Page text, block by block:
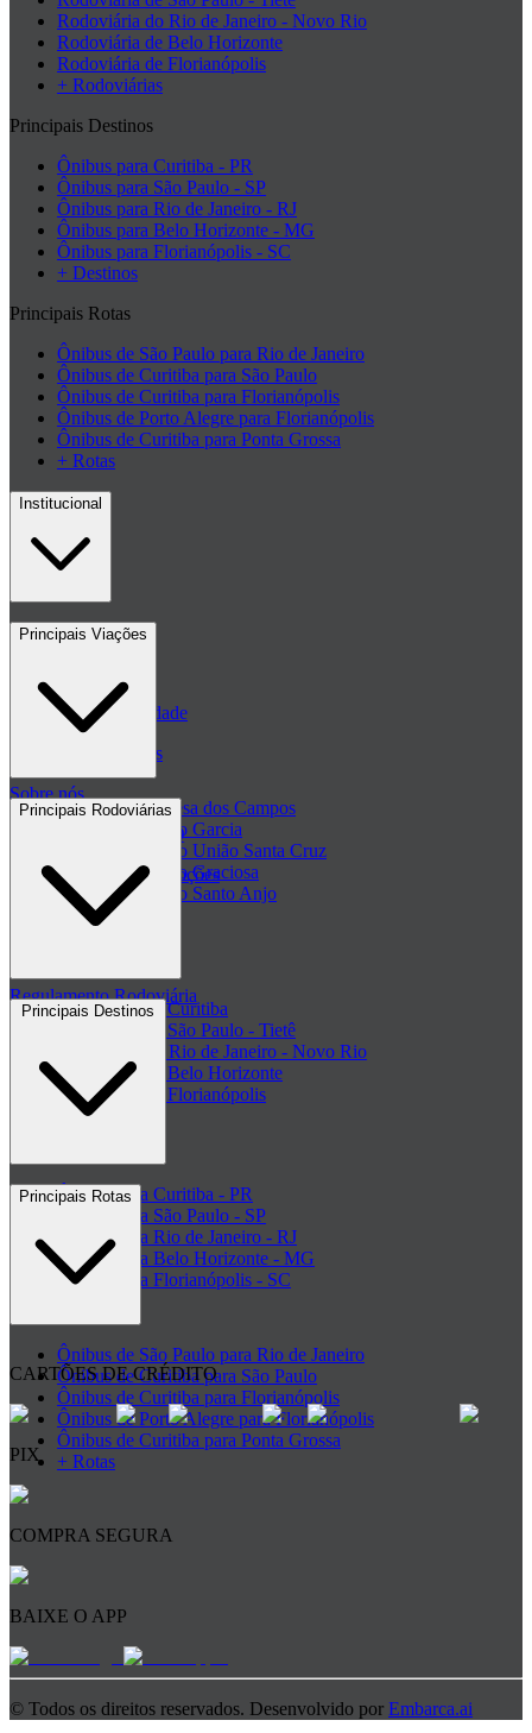
Rodoviária do Rio de Janeiro - Novo Rio
Rodoviária de Belo Horizonte
Rodoviária de Florianópolis
+ Rodoviárias
Principais Destinos
Ônibus para Curitiba - PR
Ônibus para São Paulo - SP
Ônibus para Rio de Janeiro - RJ
Ônibus para Belo Horizonte - MG
Ônibus para Florianópolis - SC
+ Destinos
Principais Rotas
Ônibus de São Paulo para Rio de Janeiro
Ônibus de Curitiba para São Paulo
Ônibus de Curitiba para Florianópolis
Ônibus de Porto Alegre para Florianópolis
Ônibus de Curitiba para Ponta Grossa
+ Rotas
Institucional
Contato
Políticas de Privacidade
Passagens de ônibus
Sobre nós
Central de ajuda - FAQ
Regulamento de Promoções
Clube de ofertas
Regulamento Rodoviária
Principais Viações
Passagem Princesa dos Campos
Passagem Viação Garcia
Passagem Viação União Santa Cruz
Passagem Viação Graciosa
Passagem Viação Santo Anjo
+ Viações
Principais Rodoviárias
Rodoviária de Curitiba
Rodoviária de São Paulo - Tietê
Rodoviária do Rio de Janeiro - Novo Rio
Rodoviária de Belo Horizonte
Rodoviária de Florianópolis
+ Rodoviárias
Ônibus para Curitiba - PR
Ônibus para São Paulo - SP
Ônibus para Rio de Janeiro - RJ
Ônibus para Belo Horizonte - MG
Ônibus para Florianópolis - SC
Principais Rotas
Ônibus de São Paulo para Rio de Janeiro
Ônibus de Curitiba para São Paulo
Ônibus de Curitiba para Florianópolis
Ônibus de Porto Alegre para Florianópolis
Ônibus de Curitiba para Ponta Grossa
+ Rotas
CARTÕES DE CRÉDITO
PIX
COMPRA SEGURA
BAIXE O APP
© Todos os direitos reservados. Desenvolvido por Embarca.ai